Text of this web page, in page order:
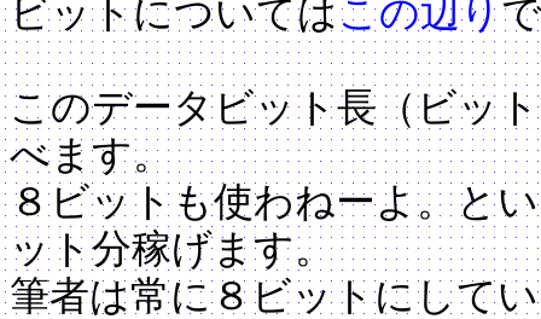
ビットについてはこの辺り
このデータビット長（ビッ
べます。
８ビットも使わねーよ。と
ット分稼げます。
筆者は常に８ビットにして